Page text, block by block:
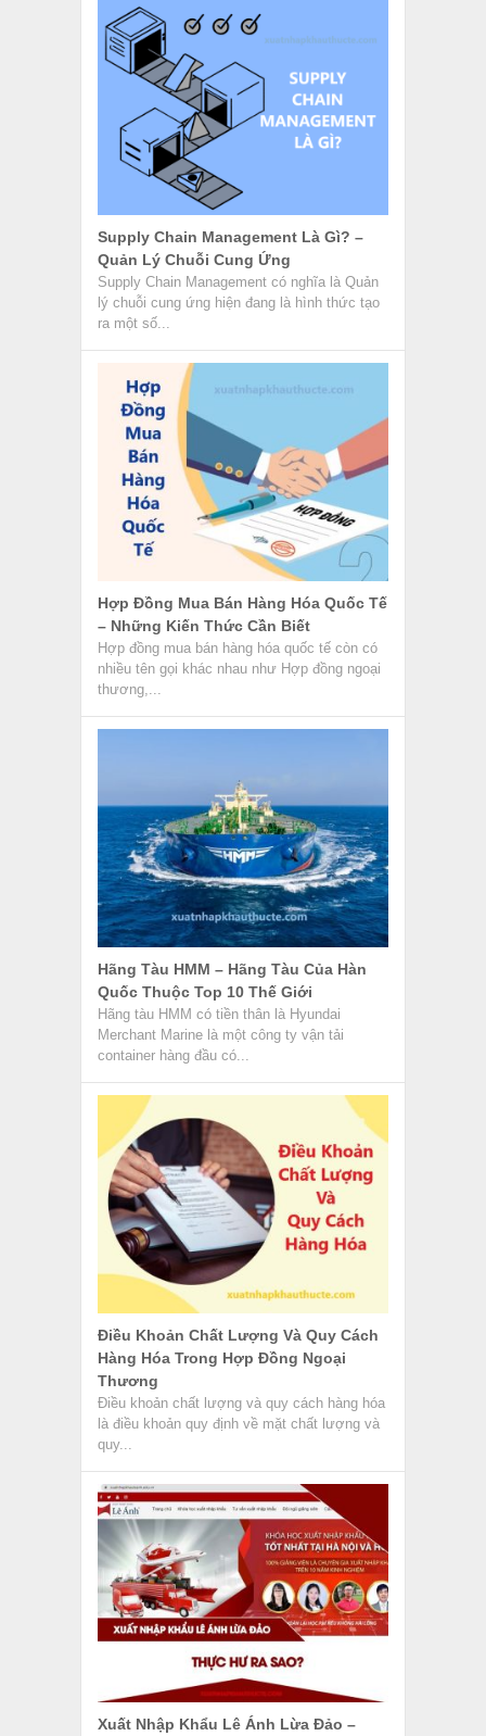
Supply Chain Management Là Gì? –
Quản Lý Chuỗi Cung Ứng
Supply Chain Management có nghĩa là Quản
lý chuỗi cung ứng hiện đang là hình thức tạo
ra một số...
Hợp Đồng Mua Bán Hàng Hóa Quốc Tế
– Những Kiến Thức Cần Biết
Hợp đồng mua bán hàng hóa quốc tế còn có
nhiều tên gọi khác nhau như Hợp đồng ngoại
thương,...
Hãng Tàu HMM – Hãng Tàu Của Hàn
Quốc Thuộc Top 10 Thế Giới
Hãng tàu HMM có tiền thân là Hyundai
Merchant Marine là một công ty vận tải
container hàng đầu có...
Điều Khoản Chất Lượng Và Quy Cách
Hàng Hóa Trong Hợp Đồng Ngoại
Thương
Điều khoản chất lượng và quy cách hàng hóa
là điều khoản quy định về mặt chất lượng và
quy...
Xuất Nhập Khẩu Lê Ánh Lừa Đảo –